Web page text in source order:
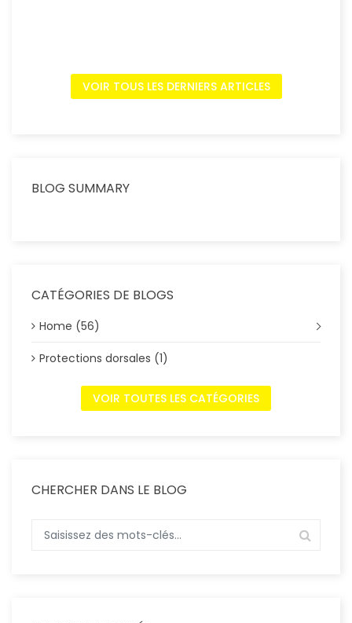
VOIR TOUS LES DERNIERS ARTICLES
BLOG SUMMARY
CATÉGORIES DE BLOGS
Home (56)
Protections dorsales (1)
VOIR TOUTES LES CATÉGORIES
CHERCHER DANS LE BLOG